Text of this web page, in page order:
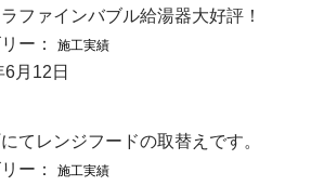
ファインバブル給湯器大好評！
ー：
施工実績
月12日
てレンジフードの取替えです。
ー：
施工実績